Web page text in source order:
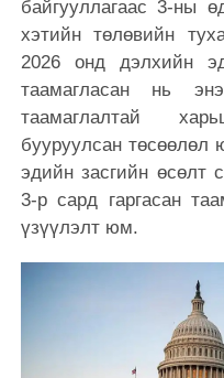
байгууллагаас 3-ны
хэтийн төлөвийн
2026 онд дэлхийн
таамагласан нь
таамаглалтай
бууруулсан
эдийн засгийн өсөлт
3-р сард гаргасан
үзүүлэлт юм.